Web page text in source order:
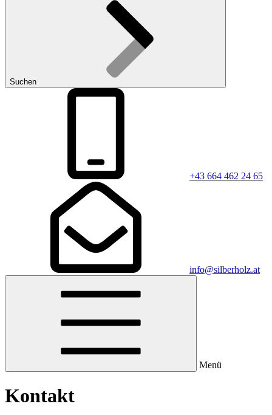
Suchen
+43 664 462 24 65
info@silberholz.at
Menü
Kontakt